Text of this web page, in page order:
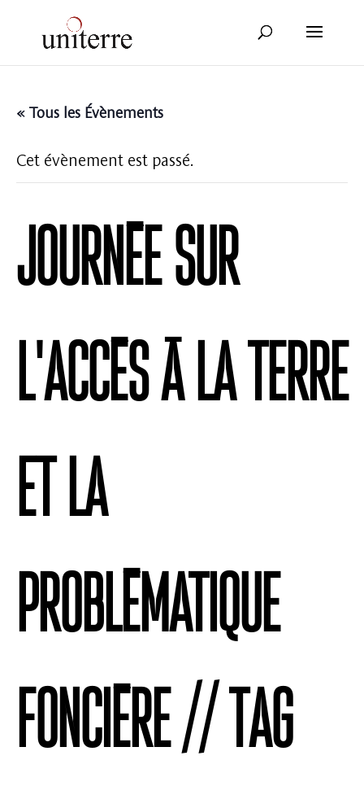
« Tous les Évènements
Cet évènement est passé.
Journée sur
l’accès à la terre
et la
problématique
foncière // Tag